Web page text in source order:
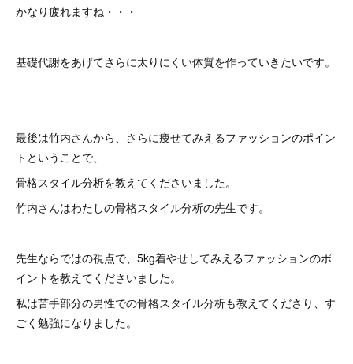
かなり疲れますね・・・
基礎代謝をあげてさらに太りにくい体質を作っていきたいです。
最後は竹内さんから、さらに痩せてみえるファッションのポイン
トということで、
骨格スタイル分析を教えてくださいました。
竹内さんはわたしの骨格スタイル分析の先生です。
先生ならではの視点で、5kg着やせしてみえるファッションのポ
イントを教えてくださいました。
私は苦手部分の男性での骨格スタイル分析も教えてくださり、す
ごく勉強になりました。